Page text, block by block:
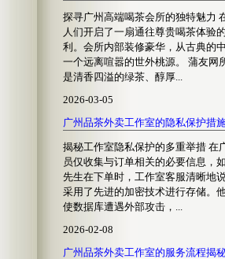
探寻广州高端喝茶会所的独特魅力
人们开启了一扇通往尊贵喝茶体验
利。会所内部装修豪华，从古典的
一个远离喧嚣的世外桃源。 蒲友网
是清香四溢的绿茶、醇厚...
2026-03-05
广州品茶外卖工作室的隐私保护措
揭秘工作室隐私保护的多重举措 在
员仅收集与订单相关的必要信息，
先生在下单时，工作室客服清晰地
采用了先进的加密技术进行存储。
使数据库遭遇外部攻击，...
2026-02-08
广州品茶外卖工作室的服务流程揭